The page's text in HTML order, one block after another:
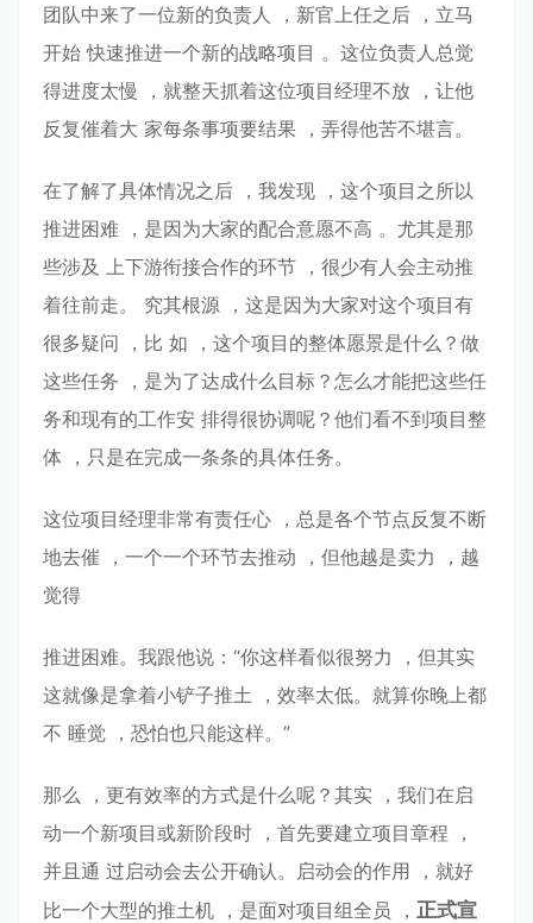
团队中来了⼀位新的负责⼈ ，新官上任之后 ，⽴⻢
开始 快速推进⼀个新的战略项⽬ 。这位负责⼈总觉
得进度太慢 ，就整天抓着这位项⽬经理不放 ，让他
反复催着⼤ 家每条事项要结果 ，弄得他苦不堪⾔。
在了解了具体情况之后 ，我发现 ，这个项⽬之所以
推进困难 ，是因为⼤家的配合意愿不⾼ 。尤其是那
些涉及 上下游衔接合作的环节 ，很少有⼈会主动推
着往前⾛。 究其根源 ，这是因为⼤家对这个项⽬有
很多疑问 ，⽐ 如 ，这个项⽬的整体愿景是什么？做
这些任务 ，是为了达成什么⽬标？怎么才能把这些任
务和现有的⼯作安 排得很协调呢？他们看不到项⽬整
体 ，只是在完成⼀条条的具体任务。
这位项⽬经理⾮常有责任⼼ ，总是各个节点反复不断
地去催 ，⼀个⼀个环节去推动 ，但他越是卖⼒ ，越
觉得
推进困难。我跟他说：“你这样看似很努⼒ ，但其实
这就像是拿着⼩铲⼦推⼟ ，效率太低。就算你晚上都
不 睡觉 ，恐怕也只能这样。”
那么 ，更有效率的⽅式是什么呢？其实 ，我们在启
动⼀个新项⽬或新阶段时 ，⾸先要建⽴项⽬章程 ，
并且通 过启动会去公开确认。启动会的作⽤ ，就好
⽐⼀个⼤型的推⼟机 ，是⾯对项⽬组全员 ， 正式宣